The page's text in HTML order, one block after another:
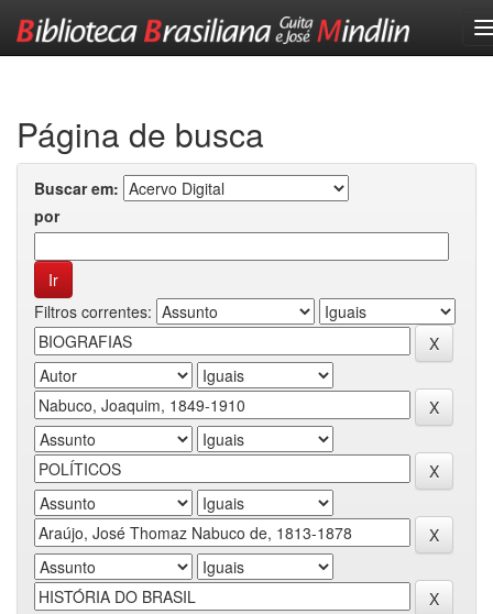
Página de busca
Buscar em:
por
Filtros correntes: